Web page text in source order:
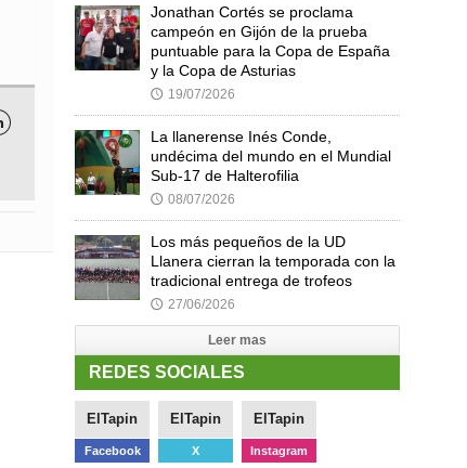
Jonathan Cortés se proclama
campeón en Gijón de la prueba
puntuable para la Copa de España
y la Copa de Asturias
🕔 19/07/2026
La llanerense Inés Conde,
undécima del mundo en el Mundial
Sub-17 de Halterofilia
🕔 08/07/2026
Los más pequeños de la UD
Llanera cierran la temporada con la
tradicional entrega de trofeos
🕔 27/06/2026
Leer mas
REDES SOCIALES
ElTapin
Facebook
ElTapin
X
ElTapin
Instagram